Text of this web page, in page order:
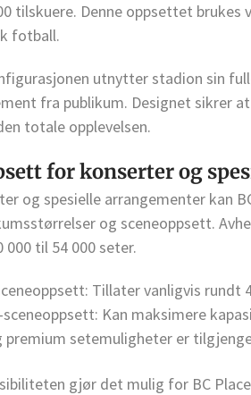
tilskuere. Denne oppsettet
fotball.
utnytter stadion sin
fra publikum. Designet sikrer
totale opplevelsen.
for konserter og
og spesielle arrangementer kan
og sceneoppsett.
til 54 000 seter.
Tillater vanligvis rundt
Kan maksimere
premium setemuligheter er
gjør det mulig for BC